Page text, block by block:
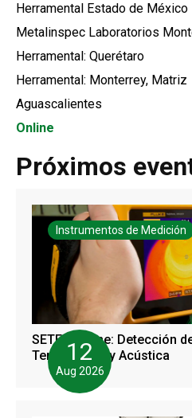
Herramental Estado de México
Metalinspec Laboratorios
Herramental: Querétaro
Herramental: Monterrey, Matriz
Aguascalientes
Online
Próximos
Instrumentos de Medición
12
Aug 2026
SETEC Online: Detección
Termografía y Acústica